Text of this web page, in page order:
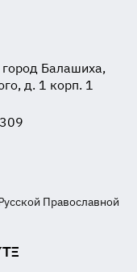
Балашиха,
д. 1 корп. 1
Православной